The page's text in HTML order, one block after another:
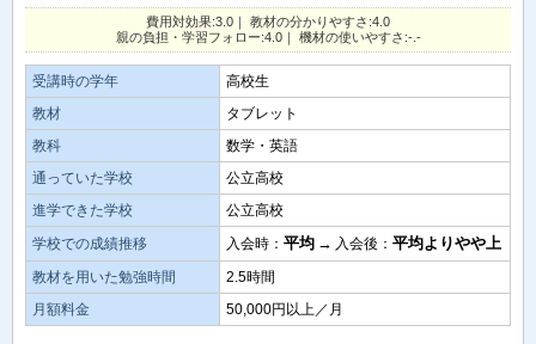
費用対効果:3.0｜ 教材の分かりやすさ:4.0
親の負担・学習フォロー:4.0｜ 機材の使いやすさ:-.-
受講時の学年
高校生
教材
タブレット
教科
数学・英語
通っていた学校
公立高校
進学できた学校
公立高校
学校での成績推移
入会時： 平均 → 入会後： 平均よりやや上
教材を用いた勉強時間
2.5時間
月額料金
50,000円以上／月